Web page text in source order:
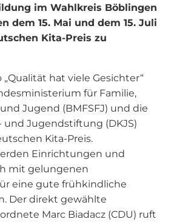
im Wahlkreis Böblingen
dem 15. Mai und dem 15. Juli
Kita-Preis zu
hat viele Gesichter“
für Familie,
Jugend (BMFSFJ) und die
und Jugendstiftung (DKJS)
Kita-Preis.
Einrichtungen und
mit gelungenen
eine gute frühkindliche
Der direkt gewählte
Marc Biadacz (CDU) ruft